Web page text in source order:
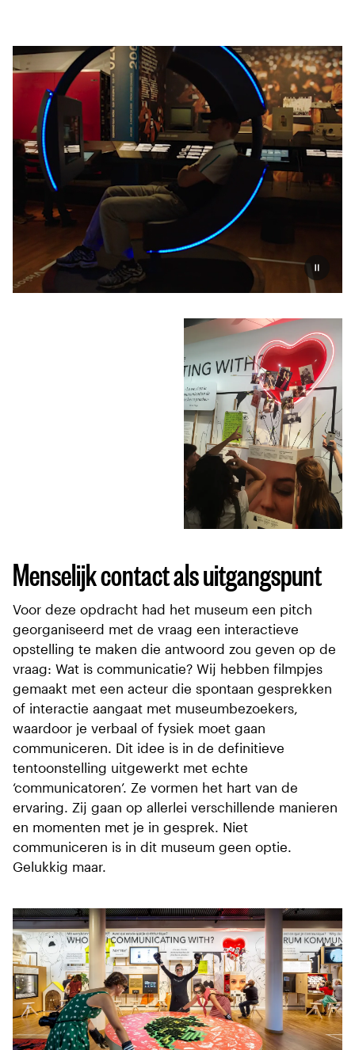
Pauzeer
Menselijk contact als uitgangspunt
Voor deze opdracht had het museum een pitch
georganiseerd met de vraag een interactieve
opstelling te maken die antwoord zou geven op de
vraag: Wat is communicatie? Wij hebben filmpjes
gemaakt met een acteur die spontaan gesprekken
of interactie aangaat met museumbezoekers,
waardoor je verbaal of fysiek moet gaan
communiceren. Dit idee is in de definitieve
tentoonstelling uitgewerkt met echte
‘communicatoren’. Ze vormen het hart van de
ervaring. Zij gaan op allerlei verschillende manieren
en momenten met je in gesprek. Niet
communiceren is in dit museum geen optie.
Gelukkig maar.